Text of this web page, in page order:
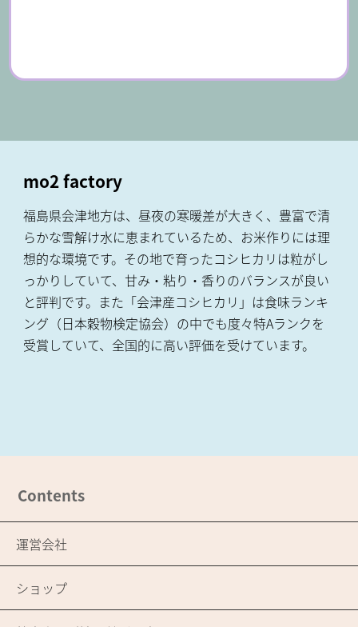
mo2 factory
福島県会津地方は、昼夜の寒暖差が大きく、豊富で清
らかな雪解け水に恵まれているため、お米作りには理
想的な環境です。その地で育ったコシヒカリは粒がし
っかりしていて、甘み・粘り・香りのバランスが良い
と評判です。また「会津産コシヒカリ」は食味ランキ
ング（日本穀物検定協会）の中でも度々特Aランクを
受賞していて、全国的に高い評価を受けています。
Contents
運営会社
ショップ